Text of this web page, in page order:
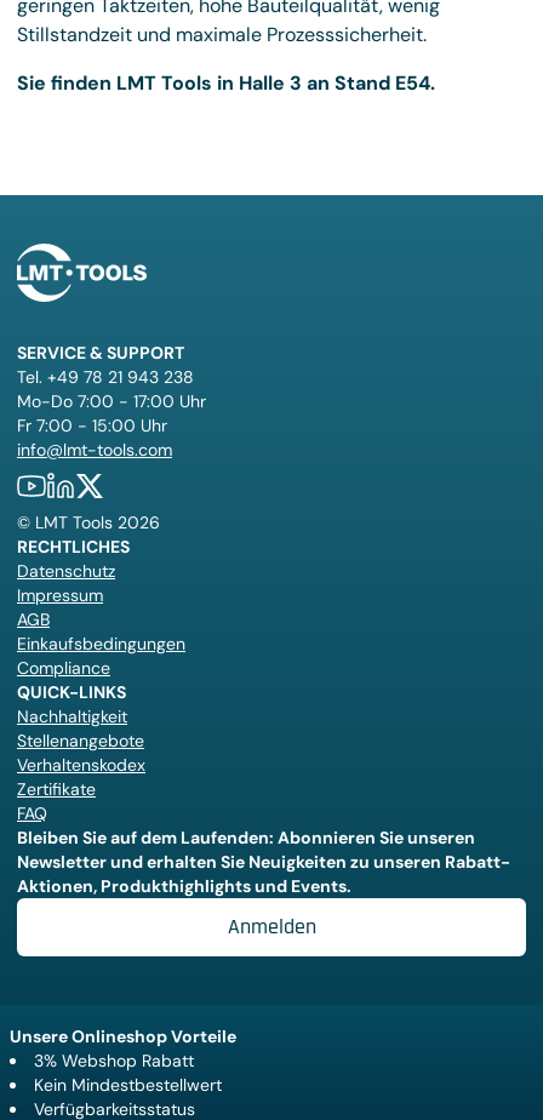
geringen Taktzeiten, hohe Bauteilqualität, wenig
Stillstandzeit und maximale Prozesssicherheit.
Sie finden LMT Tools in Halle 3 an Stand E54.
SERVICE & SUPPORT
Tel. +49 78 21 943 238
Mo-Do 7:00 - 17:00 Uhr
Fr 7:00 - 15:00 Uhr
info@lmt-tools.com
© LMT Tools 2026
RECHTLICHES
Datenschutz
Impressum
AGB
Einkaufsbedingungen
Compliance
QUICK-LINKS
Nachhaltigkeit
Stellenangebote
Verhaltenskodex
Zertifikate
FAQ
Bleiben Sie auf dem Laufenden: Abonnieren Sie unseren
Newsletter und erhalten Sie Neuigkeiten zu unseren Rabatt-
Aktionen, Produkthighlights und Events.
Anmelden
Unsere Onlineshop Vorteile
3% Webshop Rabatt
Kein Mindestbestellwert
Verfügbarkeitsstatus